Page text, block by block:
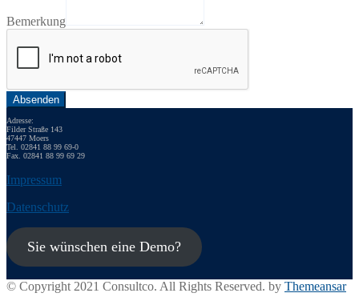
Bemerkung
Absenden
Adresse:
Filder Straße 143
47447 Moers
Tel. 02841 88 99 69-0
Fax. 02841 88 99 69 29
Impressum
Datenschutz
Sie wünschen eine Demo?
© Copyright 2021 Consultco. All Rights Reserved. by Themeansar